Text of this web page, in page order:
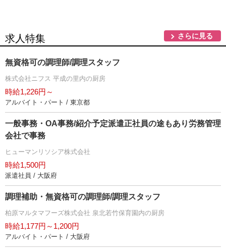
求人特集 さらに見る
無資格可の調理師/調理スタッフ
株式会社ニフス 平成の里内の厨房
時給1,226円～
アルバイト・パート / 東京都
一般事務・OA事務/紹介予定派遣正社員の途もあり労務管理
会社で事務
ヒューマンリソシア株式会社
時給1,500円
派遣社員 / 大阪府
調理補助・無資格可の調理師/調理スタッフ
柏原マルタマフーズ株式会社 泉北若竹保育園内の厨房
時給1,177円～1,200円
アルバイト・パート / 大阪府